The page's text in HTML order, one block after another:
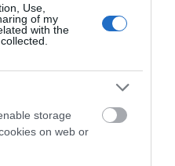
Use,
of my
with the
storage
on web or
πυρκαγιάς στις